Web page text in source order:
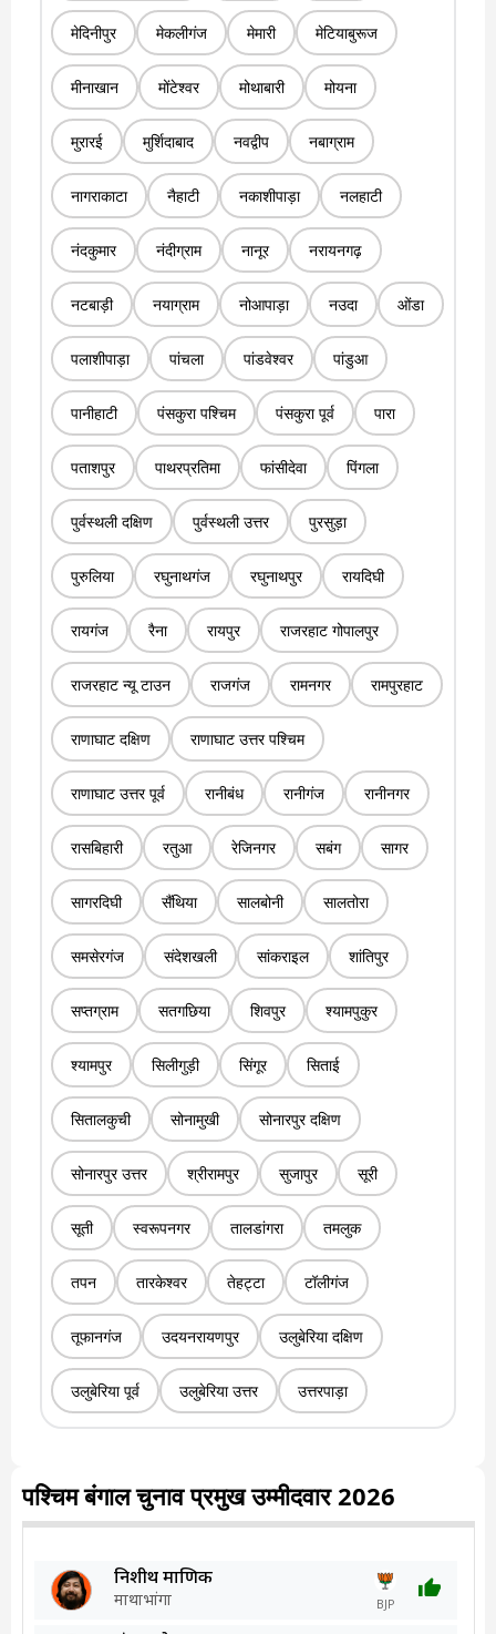
मेदिनीपुर मेकलीगंज मेमारी मेटियाबुरूज
मीनाखान मोंटेश्वर मोथाबारी मोयना
मुरारई मुर्शिदाबाद नवद्वीप नबाग्राम
नागराकाटा नैहाटी नकाशीपाड़ा नलहाटी
नंदकुमार नंदीग्राम नानूर नरायनगढ़
नटबाड़ी नयाग्राम नोआपाड़ा नउदा ओंडा
पलाशीपाड़ा पांचला पांडवेश्वर पांडुआ
पानीहाटी पंसकुरा पश्चिम पंसकुरा पूर्व पारा
पताशपुर पाथरप्रतिमा फांसीदेवा पिंगला
पुर्वस्थली दक्षिण पुर्वस्थली उत्तर पुरसुड़ा
पुरुलिया रघुनाथगंज रघुनाथपुर रायदिघी
रायगंज रैना रायपुर राजरहाट गोपालपुर
राजरहाट न्यू टाउन राजगंज रामनगर रामपुरहाट
राणाघाट दक्षिण राणाघाट उत्तर पश्चिम
राणाघाट उत्तर पूर्व रानीबंध रानीगंज रानीनगर
रासबिहारी रतुआ रेजिनगर सबंग सागर
सागरदिघी सैंथिया सालबोनी सालतोरा
समसेरगंज संदेशखली सांकराइल शांतिपुर
सप्तग्राम सतगछिया शिवपुर श्यामपुकुर
श्यामपुर सिलीगुड़ी सिंगूर सिताई
सितालकुची सोनामुखी सोनारपुर दक्षिण
सोनारपुर उत्तर श्रीरामपुर सुजापुर सूरी
सूती स्वरूपनगर तालडांगरा तमलुक
तपन तारकेश्वर तेहट्टा टॉलीगंज
तूफानगंज उदयनरायणपुर उलुबेरिया दक्षिण
उलुबेरिया पूर्व उलुबेरिया उत्तर उत्तरपाड़ा
पश्चिम बंगाल चुनाव प्रमुख उम्मीदवार 2026